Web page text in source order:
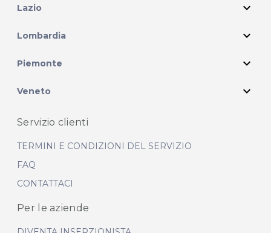
Lazio expand_more
Lombardia expand_more
Piemonte expand_more
Veneto expand_more
Servizio clienti
TERMINI E CONDIZIONI DEL SERVIZIO
FAQ
CONTATTACI
Per le aziende